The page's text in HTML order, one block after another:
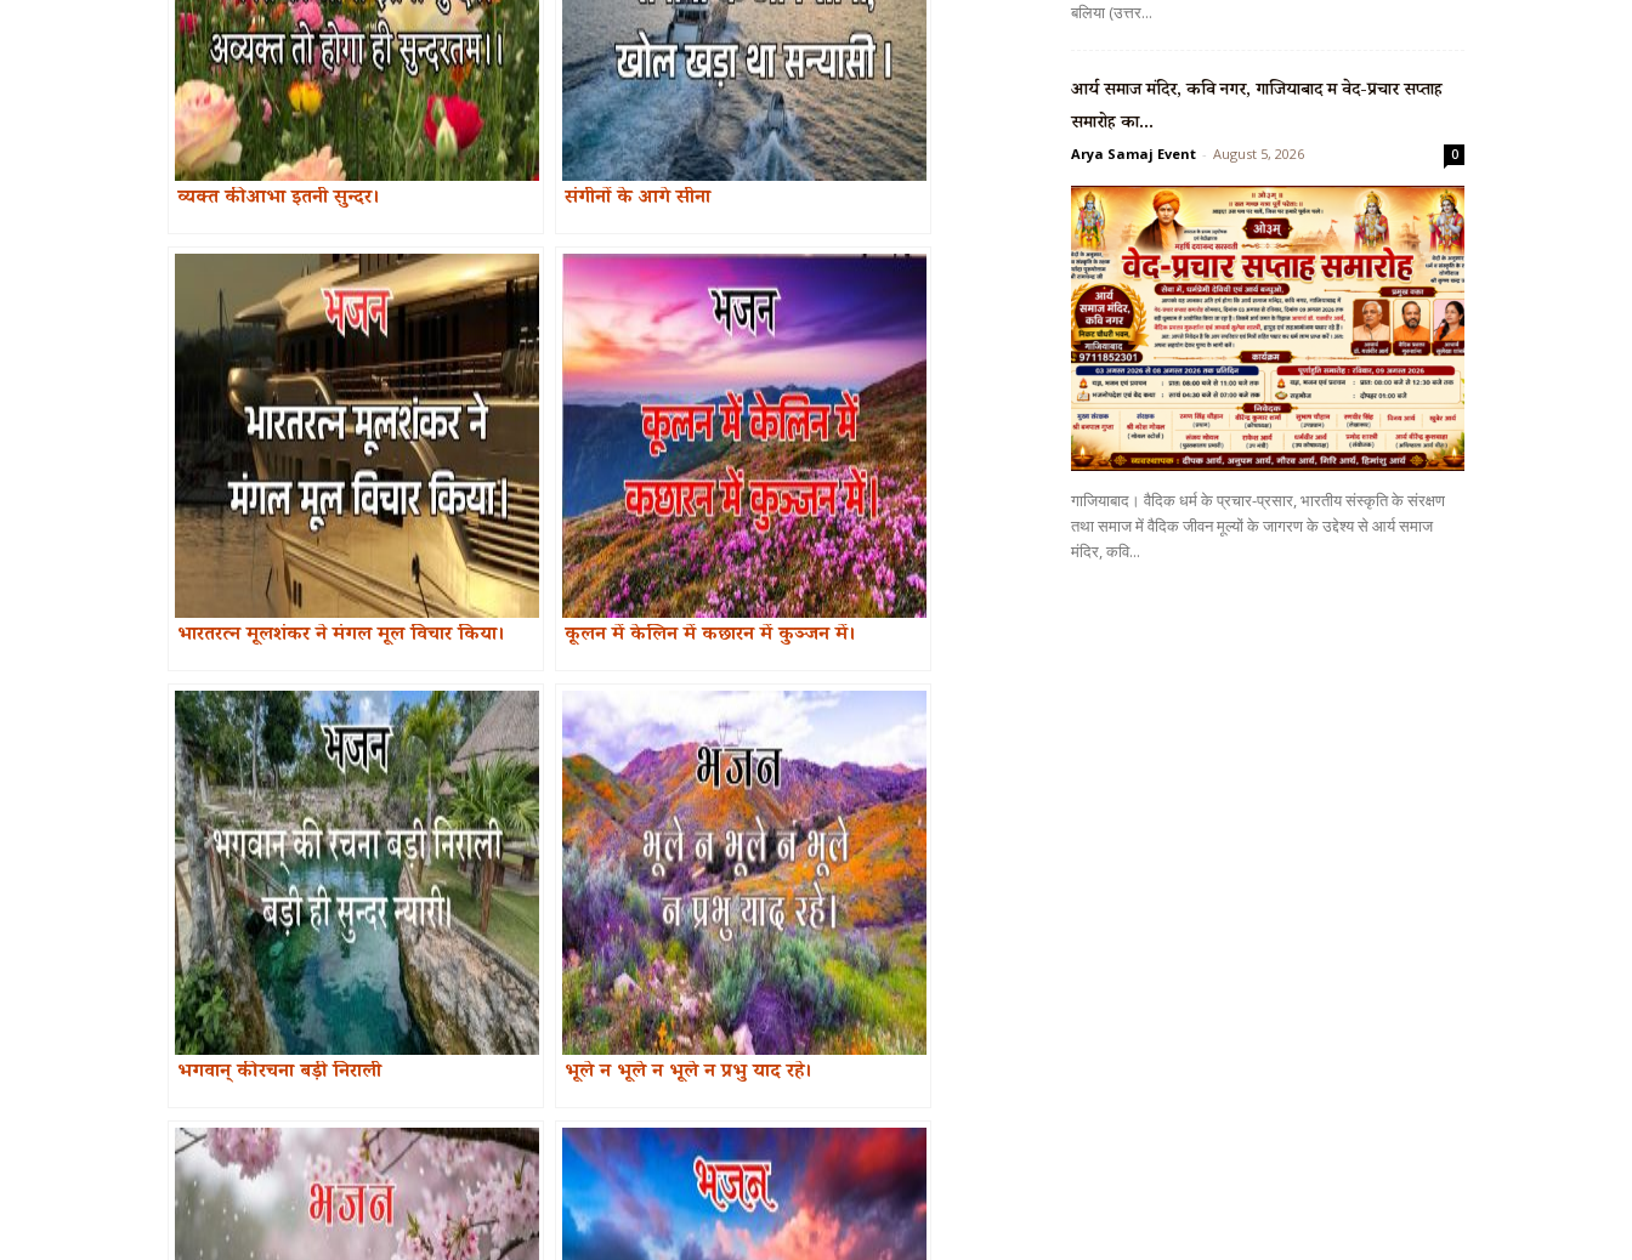
व्यक्त की आभा इतनी सुन्दर। संगीनों के आगे सीना
भारतरत्न मूलशंकर ने मंगल मूल विचार किया। कूलन में केलिन में कछारन में कुञ्जन में।
भगवान् की रचना बड़ी निराली भूले न भूले न भूले न प्रभु याद रहे।
बलिया (उत्तर...
आर्य समाज मंदिर, कवि नगर, गाजियाबाद में वेद-प्रचार सप्ताह
समारोह का...
Arya Samaj Event - August 5, 2026 0
गाजियाबाद। वैदिक धर्म के प्रचार-प्रसार, भारतीय संस्कृति के संरक्षण
तथा समाज में वैदिक जीवन मूल्यों के जागरण के उद्देश्य से आर्य समाज
मंदिर, कवि...